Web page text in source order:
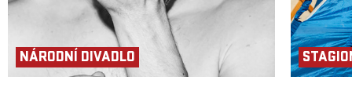
NÁRODNÍ DIVADLO